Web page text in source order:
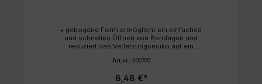
• gebogene Form ermöglicht ein einfaches
und schnelles Öffnen von Bandagen und
reduziert das Verletzungsrisiko auf ein
Art.nr.: 300700
8,48 €*